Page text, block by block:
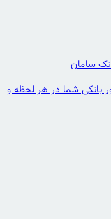
سامان
بانکی شما در هر لحظه و